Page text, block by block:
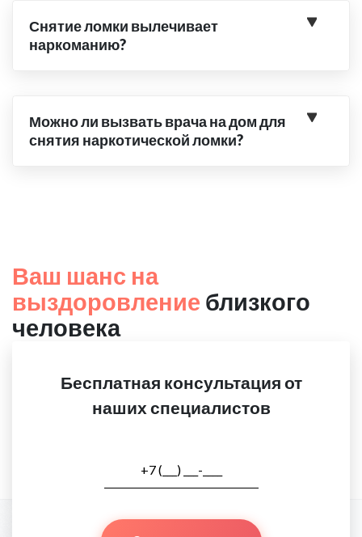
Снятие ломки вылечивает
наркоманию?
Можно ли вызвать врача на дом для
снятия наркотической ломки?
Ваш шанс на
выздоровление близкого
человека
Бесплатная консультация от
наших специалистов